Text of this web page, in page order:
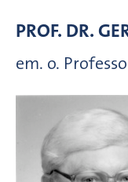
PROF. DR.
em. o.